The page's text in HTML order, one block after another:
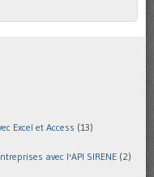
Excel et Access (13)
avec l'API SIRENE (2)